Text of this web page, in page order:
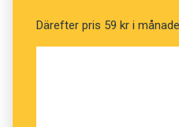
Därefter pris 59 kr i